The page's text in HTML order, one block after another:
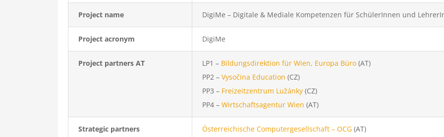
Project name DigiMe – Digitale & Mediale Kompetenzen für SchülerInnen und
Project acronym DigiMe
Project partners AT LP1 – Bildungsdirektion für Wien, Europa Büro (AT)
PP2 – Vysočina Education (CZ)
PP3 – Freizeitzentrum Lužánky (CZ)
PP4 – Wirtschaftsagentur Wien (AT)
Strategic partners Österreichische Computergesellschaft – OCG (AT)